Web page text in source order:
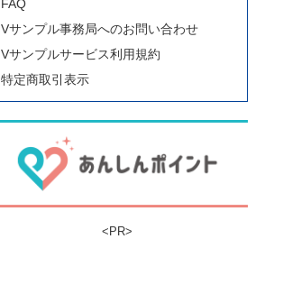
FAQ
Vサンプル事務局へのお問い合わせ
Vサンプルサービス利用規約
特定商取引表示
<PR>